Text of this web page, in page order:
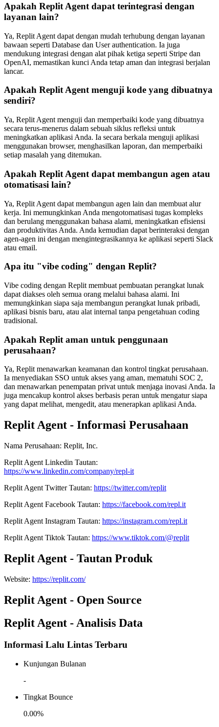
Apakah Replit Agent dapat terintegrasi dengan
layanan lain?
Ya, Replit Agent dapat dengan mudah terhubung dengan layanan
bawaan seperti Database dan User authentication. Ia juga
mendukung integrasi dengan alat pihak ketiga seperti Stripe dan
OpenAI, memastikan kunci Anda tetap aman dan integrasi berjalan
lancar.
Apakah Replit Agent menguji kode yang dibuatnya
sendiri?
Ya, Replit Agent menguji dan memperbaiki kode yang dibuatnya
secara terus-menerus dalam sebuah siklus refleksi untuk
meningkatkan aplikasi Anda. Ia secara berkala menguji aplikasi
menggunakan browser, menghasilkan laporan, dan memperbaiki
setiap masalah yang ditemukan.
Apakah Replit Agent dapat membangun agen atau
otomatisasi lain?
Ya, Replit Agent dapat membangun agen lain dan membuat alur
kerja. Ini memungkinkan Anda mengotomatisasi tugas kompleks
dan berulang menggunakan bahasa alami, meningkatkan efisiensi
dan produktivitas Anda. Anda kemudian dapat berinteraksi dengan
agen-agen ini dengan mengintegrasikannya ke aplikasi seperti Slack
atau email.
Apa itu "vibe coding" dengan Replit?
Vibe coding dengan Replit membuat pembuatan perangkat lunak
dapat diakses oleh semua orang melalui bahasa alami. Ini
memungkinkan siapa saja membangun perangkat lunak pribadi,
aplikasi bisnis baru, atau alat internal tanpa pengetahuan coding
tradisional.
Apakah Replit aman untuk penggunaan
perusahaan?
Ya, Replit menawarkan keamanan dan kontrol tingkat perusahaan.
Ia menyediakan SSO untuk akses yang aman, mematuhi SOC 2,
dan menawarkan penempatan privat untuk menjaga inovasi Anda. Ia
juga mencakup kontrol akses berbasis peran untuk mengatur siapa
yang dapat melihat, mengedit, atau menerapkan aplikasi Anda.
Replit Agent - Informasi Perusahaan
Nama Perusahaan: Replit, Inc.
Replit Agent Linkedin Tautan:
https://www.linkedin.com/company/repl-it
Replit Agent Twitter Tautan: https://twitter.com/replit
Replit Agent Facebook Tautan: https://facebook.com/repl.it
Replit Agent Instagram Tautan: https://instagram.com/repl.it
Replit Agent Tiktok Tautan: https://www.tiktok.com/@replit
Replit Agent - Tautan Produk
Website: https://replit.com/
Replit Agent - Open Source
Replit Agent - Analisis Data
Informasi Lalu Lintas Terbaru
Kunjungan Bulanan
-
Tingkat Bounce
0.00%